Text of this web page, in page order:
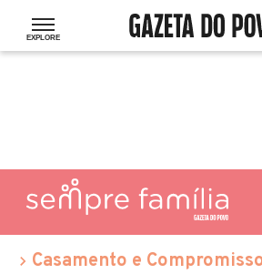
Casamento e